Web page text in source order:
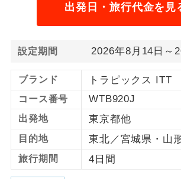
出発日・旅行代金を見
設定期間 2026年8月14日～
ブランド トラピックス ITT
コース番号 WTB920J
出発地 東京都他
目的地 東北／宮城県・山
旅行期間 4日間
おひとり様参
加限定
おひとり様限定でご
スです。
1名様1室同代
1名様1室利用でも追
コースです。
ご夫婦限定
ご夫婦限定でご参加
す。
女性限定
女性限定でご参加い
す。
ご参加にあたり年齢